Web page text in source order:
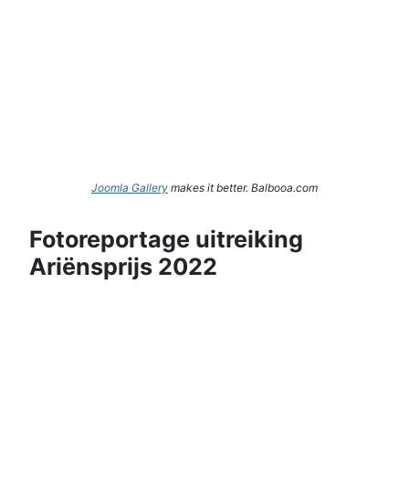
Joomla Gallery makes it better. Balbooa.com
Fotoreportage uitreiking
Ariënsprijs 2022